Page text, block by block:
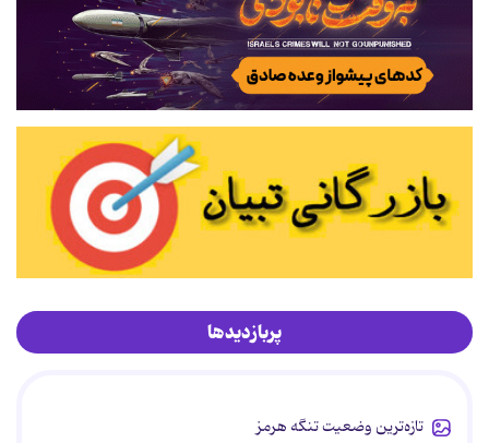
پربازدیدها
تازه‌ترین وضعیت تنگه هرمز